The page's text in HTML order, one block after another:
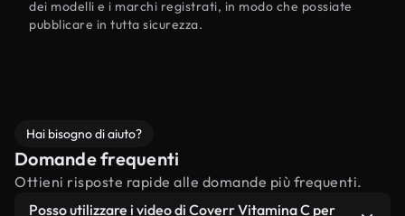
dei modelli e i marchi registrati, in modo che possiate
pubblicare in tutta sicurezza.
Hai bisogno di aiuto?
Domande frequenti
Ottieni risposte rapide alle domande più frequenti.
Posso utilizzare i video di Coverr Vitamina C per